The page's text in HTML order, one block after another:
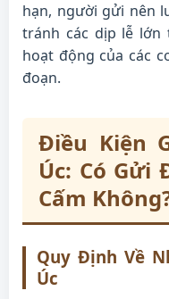
hạn, người gửi nên
tránh các dịp lễ lớn
hoạt động của các
đoạn.
Điều Kiện
Úc: Có Gửi
Cấm
Quy Định Về
Úc